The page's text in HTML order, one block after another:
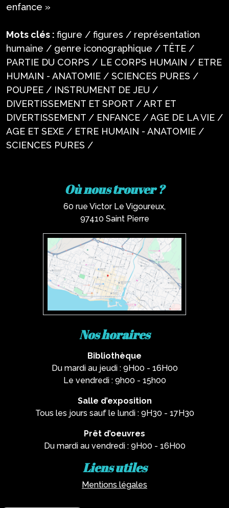
enfance »
Mots clés : figure / figures / représentation
humaine / genre iconographique / TÊTE /
PARTIE DU CORPS / LE CORPS HUMAIN / ETRE
HUMAIN - ANATOMIE / SCIENCES PURES /
POUPEE / INSTRUMENT DE JEU /
DIVERTISSEMENT ET SPORT / ART ET
DIVERTISSEMENT / ENFANCE / AGE DE LA VIE /
AGE ET SEXE / ETRE HUMAIN - ANATOMIE /
SCIENCES PURES /
Où nous trouver ?
60 rue Victor Le Vigoureux,
97410 Saint Pierre
Nos horaires
Bibliothèque
Du mardi au jeudi : 9H00 - 16H00
Le vendredi : 9h00 - 15h00
Salle d’exposition
Tous les jours sauf le lundi : 9H30 - 17H30
Prêt d’oeuvres
Du mardi au vendredi : 9H00 - 16H00
Liens utiles
Mentions légales